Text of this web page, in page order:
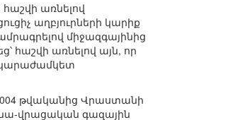
առնելով
աղբյուրների կարիք
միջազգայինից
հաշվի առնելով այն, որ
թվականից Վրաստանի
վրացական գազային